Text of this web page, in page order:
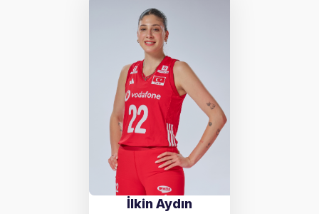
İlkin Aydın